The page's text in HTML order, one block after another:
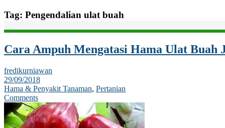
Tag: Pengendalian ulat buah
Cara Ampuh Mengatasi Hama Ulat Buah
fredikurniawan
29/09/2018
Hama & Penyakit Tanaman, Pertanian
Comments